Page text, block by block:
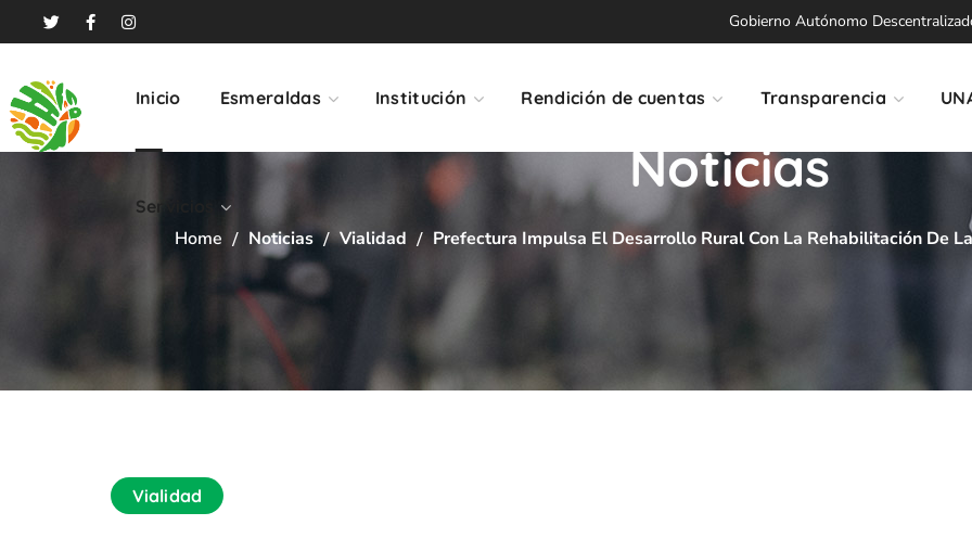
Gobierno Autónomo
Inicio Esmeraldas Institución Rendición de cuentas Transparencia
Servicios
Noticias
Home Noticias Vialidad Prefectura Impulsa El Desarrollo Rural Con La Rehabilitación De
Vialidad